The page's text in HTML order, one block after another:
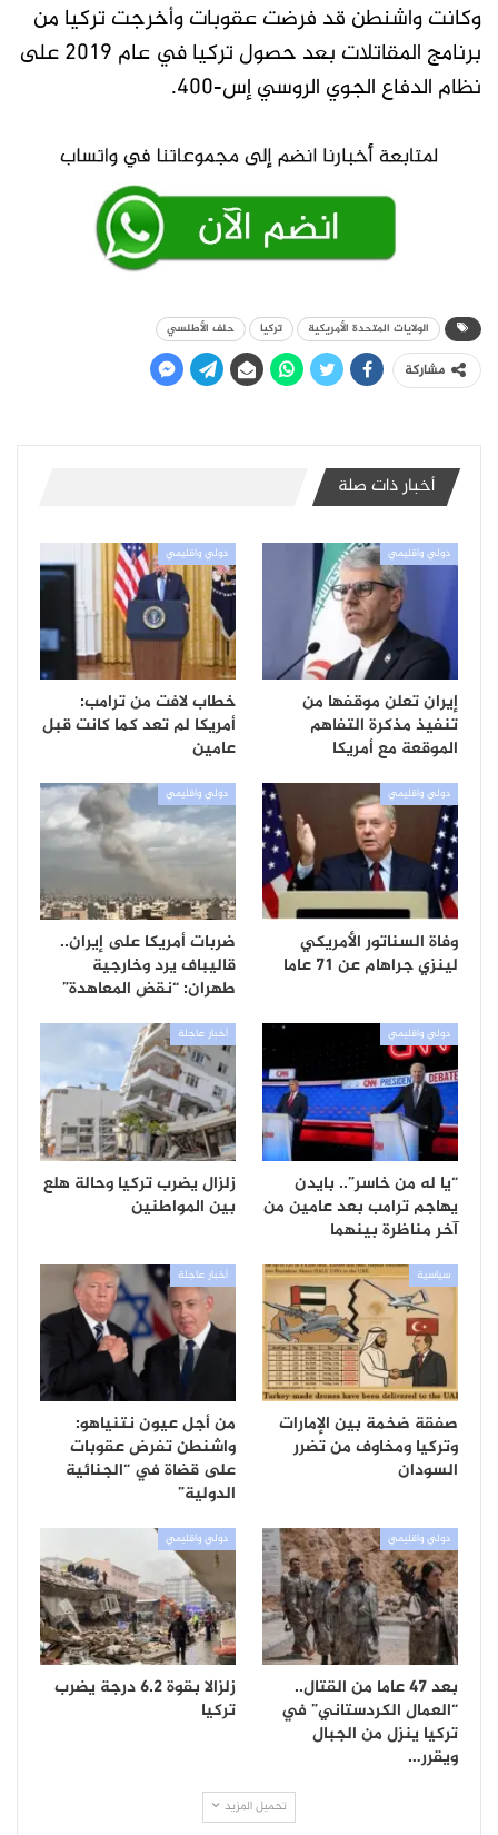
وكانت واشنطن قد ​فرضت عقوبات وأخرجت تركيا ⁠من
برنامج المقاتلات بعد حصول تركيا في عام 2019 على
نظام الدفاع الجوي الروسي إس-400.
الولايات المتحدة الأمريكية تركيا حلف الأطلسي
مشاركة
أخبار ذات صلة
دولي واقليمي
إيران تعلن موقفها من
تنفيذ مذكرة التفاهم
الموقعة مع أمريكا
دولي واقليمي
خطاب لافت من ترامب:
أمريكا لم تعد كما كانت قبل
عامين
دولي واقليمي
وفاة السناتور الأمريكي
لينزي جراهام عن 71 عاما
دولي واقليمي
ضربات أمريكا على إيران..
قاليباف يرد وخارجية
طهران: “نقض المعاهدة”
دولي واقليمي
“يا له من خاسر”.. بايدن
يهاجم ترامب بعد عامين من
آخر مناظرة بينهما
أخبار عاجلة
زلزال يضرب تركيا وحالة هلع
بين المواطنين
سياسية
صفقة ضخمة بين الإمارات
وتركيا ومخاوف من تضرر
السودان
أخبار عاجلة
من أجل عيون نتنياهو:
واشنطن تفرض عقوبات
على قضاة في “الجنائية
الدولية”
دولي واقليمي
بعد 47 عاما من القتال..
“العمال الكردستاني” في
تركيا ينزل من الجبال
ويقرر…
دولي واقليمي
زلزالا بقوة 6.2 درجة يضرب
تركيا
تحميل المزيد